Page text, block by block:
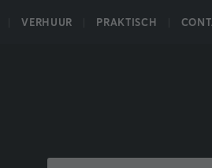
VERHUUR PRAKTISCH